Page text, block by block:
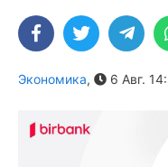
Экономика, 6 Авг.